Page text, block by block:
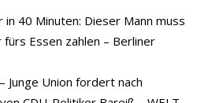
40 Minuten: Dieser Mann muss
Essen zahlen – Berliner
Junge Union fordert nach